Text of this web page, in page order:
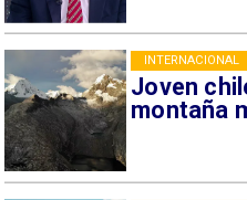
Joven
montaña
INTERNACIONAL